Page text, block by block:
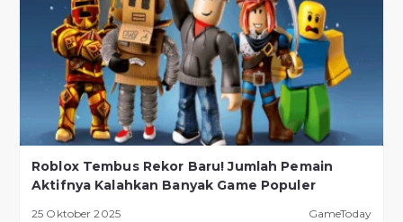
Roblox Tembus Rekor Baru! Jumlah Pemain
Aktifnya Kalahkan Banyak Game Populer
25 Oktober 2025 GameToday